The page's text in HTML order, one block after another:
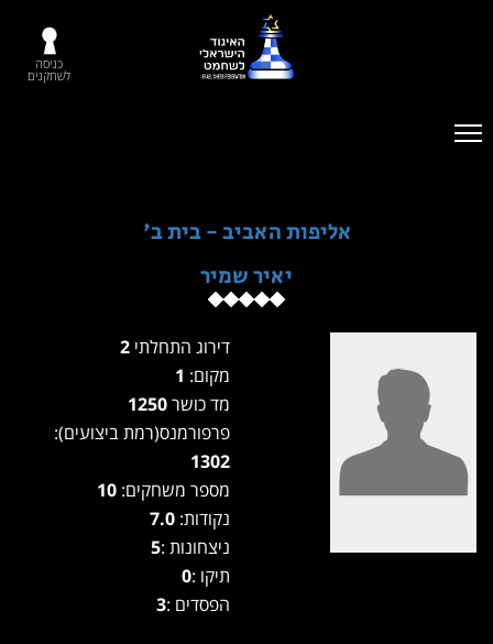
כניסה
לשחקנים
אליפות האביב - בית ב'
יאיר שמיר
דירוג התחלתי
מקום:
מד כושר
פרפורמנס(רמת ביצועים):
1302
מספר משחקים:
נקודות: 7.0
ניצחונות :5
תיקו :0
הפסדים :3